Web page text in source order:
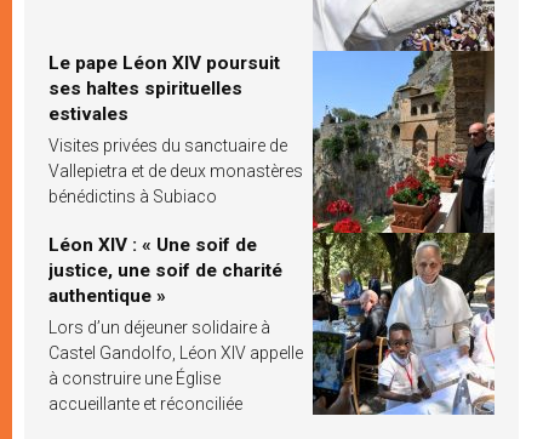
Le pape Léon XIV poursuit
ses haltes spirituelles
estivales
Visites privées du sanctuaire de
Vallepietra et de deux monastères
bénédictins à Subiaco
Léon XIV : « Une soif de
justice, une soif de charité
authentique »
Lors d’un déjeuner solidaire à
Castel Gandolfo, Léon XIV appelle
à construire une Église
accueillante et réconciliée